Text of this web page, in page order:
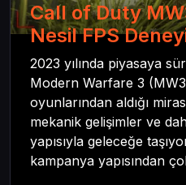
Call of Duty
Nesil FPS
2023 yılında piyasaya
Modern Warfare 3
oyunlarından aldığı
mekanik gelişimler ve
yapısıyla geleceğe
kampanya yapısından